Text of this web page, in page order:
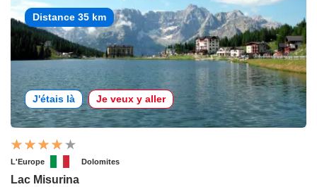
Distance 35 km
J'étais là Je veux y aller
L'Europe Dolomites
Lac Misurina